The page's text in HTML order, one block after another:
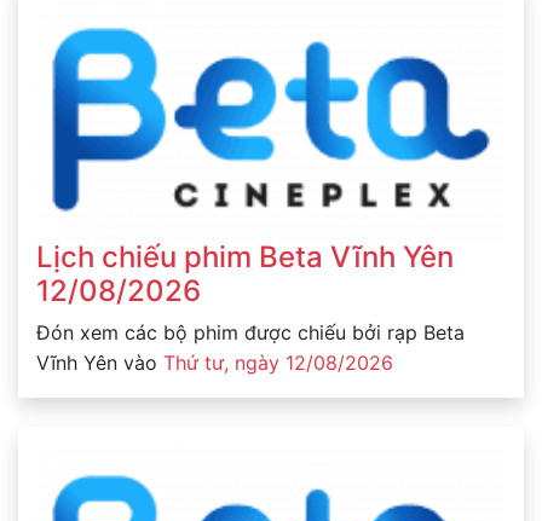
Lịch chiếu phim Beta Vĩnh Yên
12/08/2026
Đón xem các bộ phim được chiếu bởi rạp Beta
Vĩnh Yên vào Thứ tư, ngày 12/08/2026